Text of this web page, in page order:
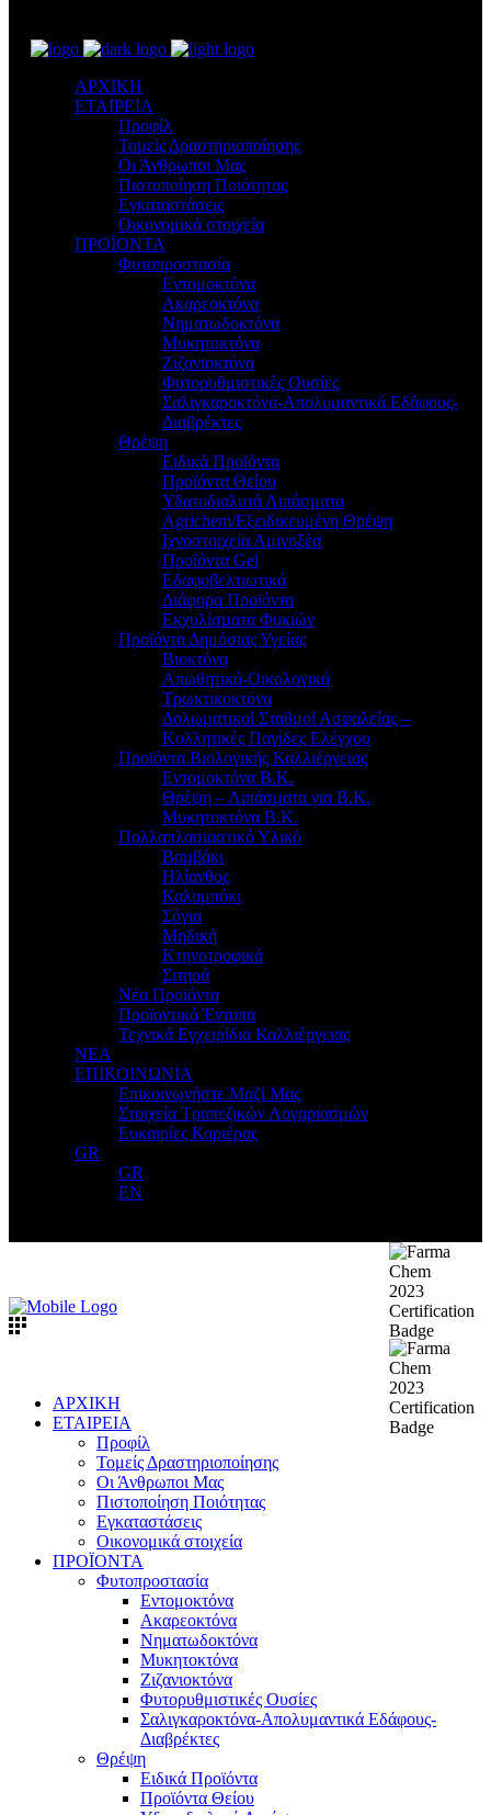
ΑΡΧΙΚΗ
ΕΤΑΙΡΕΙΑ
Προφίλ
Τομείς Δραστηριοποίησης
Οι Άνθρωποι Μας
Πιστοποίηση Ποιότητας
Εγκαταστάσεις
Οικονομικά στοιχεία
ΠΡΟΪΟΝΤΑ
Φυτοπροστασία
Εντομοκτόνα
Ακαρεοκτόνα
Νηματωδοκτόνα
Μυκητοκτόνα
Ζιζανιοκτόνα
Φυτορυθμιστικές Ουσίες
Σαλιγκαροκτόνα-Απολυμαντικά Εδάφους-
Διαβρέκτες
Θρέψη
Ειδικά Προϊόντα
Προϊόντα Θείου
Υδατοδιαλυτά Λιπάσματα
Agrichem/Εξειδικευμένη Θρέψη
Ιχνοστοιχεία Αμινοξέα
Προϊόντα Gel
Εδαφοβελτιωτικά
Διάφορα Προϊόντα
Εκχυλίσματα Φυκιών
Προϊόντα Δημόσιας Υγείας
Βιοκτόνα
Απωθητικά-Οικολογικά
Τρωκτικοκτόνα
Δολωματικοί Σταθμοί Ασφαλείας –
Κολλητικές Παγίδες Ελέγχου
Προϊόντα Βιολογικής Καλλιέργειας
Εντομοκτόνα Β.Κ.
Θρέψη – Λιπάσματα για Β.Κ.
Μυκητοκτόνα Β.Κ.
Πολλαπλασιαστικό Υλικό
Βαμβάκι
Ηλίανθος
Καλαμπόκι
Σόγια
Μηδική
Κτηνοτροφικά
Σιτηρά
Νέα Προϊόντα
Προϊοντικά Έντυπα
Τεχνικά Εγχειρίδια Καλλιέργειας
ΝΕΑ
ΕΠΙΚΟΙΝΩΝΙΑ
Επικοινωνήστε Μαζί Μας
Στοιχεία Τραπεζικών Λογαριασμών
Ευκαιρίες Καριέρας
GR
GR
EN
ΑΡΧΙΚΗ
ΕΤΑΙΡΕΙΑ
Προφίλ
Τομείς Δραστηριοποίησης
Οι Άνθρωποι Μας
Πιστοποίηση Ποιότητας
Εγκαταστάσεις
Οικονομικά στοιχεία
ΠΡΟΪΟΝΤΑ
Φυτοπροστασία
Εντομοκτόνα
Ακαρεοκτόνα
Νηματωδοκτόνα
Μυκητοκτόνα
Ζιζανιοκτόνα
Φυτορυθμιστικές Ουσίες
Σαλιγκαροκτόνα-Απολυμαντικά Εδάφους-
Διαβρέκτες
Θρέψη
Ειδικά Προϊόντα
Προϊόντα Θείου